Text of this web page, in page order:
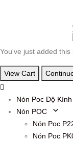
You've just added
View Cart
Nón Poc Độ Kính
Nón POC
Nón Poc
Nón Poc